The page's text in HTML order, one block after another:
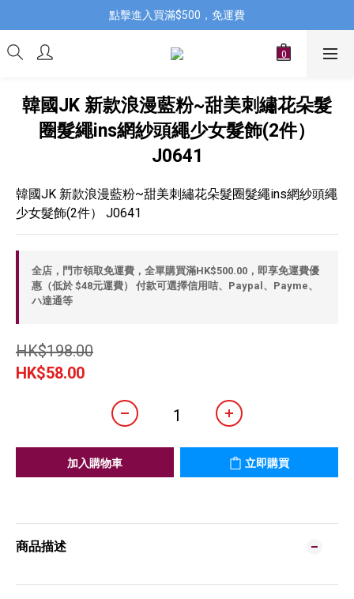
點擊進入買滿$500，免運費
韓國JK 新款浪漫藍粉~甜美刺繡花朵髮
圈髮繩ins網紗頭繩少女髮飾(2件）
J0641
韓國JK 新款浪漫藍粉~甜美刺繡花朵髮圈髮繩ins網紗頭繩
少女髮飾(2件） J0641
全店，門市領取免運費，全單購買滿HK$500.00，即享免運費優
惠（低於 $48元運費） 付款可選擇信用咭、Paypal、Payme、
ハ達通等
HK$198.00
HK$58.00
加入購物車 立即購買
商品描述